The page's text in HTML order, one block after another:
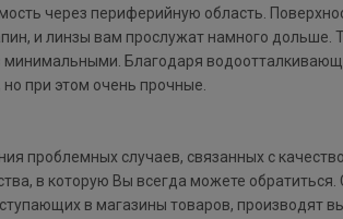
через периферийную область.
и линзы вам прослужат намного дольше.
Благодаря
при этом очень прочные.
проблемных случаев, связанных с
в которую Вы всегда можете
в магазины товаров, производят